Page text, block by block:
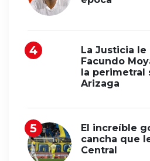
La Justicia
Facundo
la perimetral
Arizaga
El increíble
cancha que
Central